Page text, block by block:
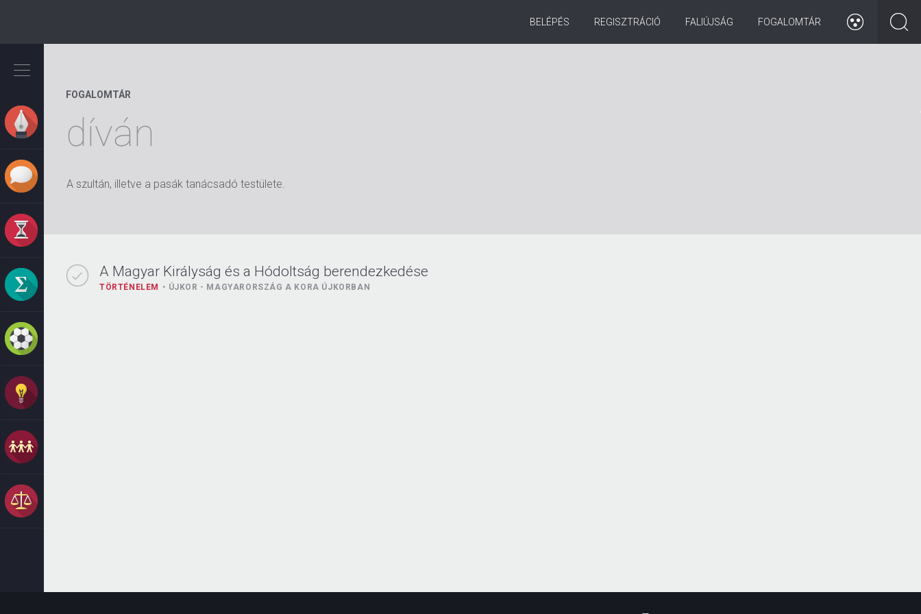
tartalomra
REGISZTRÁCIÓ FALIÚJSÁG FOGALOMTÁR
BELÉPÉS
FOGALOMTÁR
díván
A szultán, illetve a pasák tanácsadó testülete.
A Magyar Királyság és a Hódoltság berendezkedése
TÖRTÉNELEM ÚJKOR - MAGYARORSZÁG A KORA ÚJKORBAN